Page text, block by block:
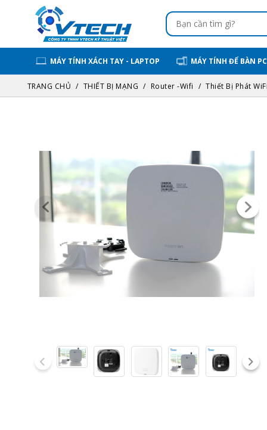
MÁY TÍNH XÁCH TAY - LAPTOP MÁY TÍNH ĐỂ BÀN PC
TRANG CHỦ THIẾT BỊ MẠNG Router -Wifi Thiết Bị Phát